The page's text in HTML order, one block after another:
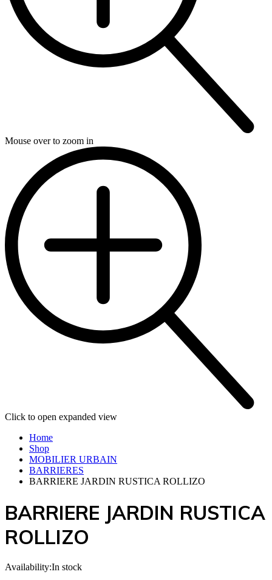
Mouse over to zoom in
Click to open expanded view
Home
Shop
MOBILIER URBAIN
BARRIERES
BARRIERE JARDIN RUSTICA ROLLIZO
BARRIERE JARDIN RUSTICA
ROLLIZO
Availability:In stock